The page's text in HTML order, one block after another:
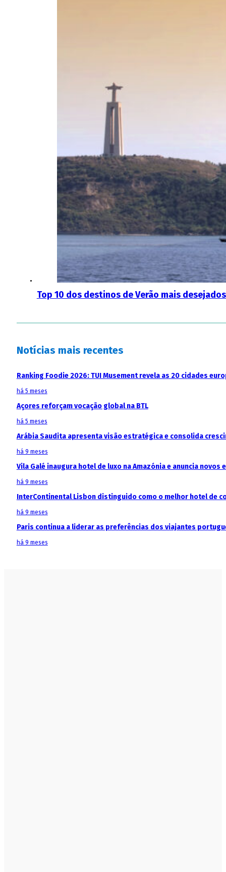
Top 10 dos destinos de Verão mais
Notícias mais recentes
Ranking Foodie 2026: TUI Musement revela as 20 cidades
há 5 meses
Açores reforçam vocação global na BTL
há 5 meses
Arábia Saudita apresenta visão estratégica e consolida
há 9 meses
Vila Galé inaugura hotel de luxo na Amazónia e anuncia
há 9 meses
InterContinental Lisbon distinguido como o melhor hotel de
há 9 meses
Paris continua a liderar as preferências dos viajantes
há 9 meses